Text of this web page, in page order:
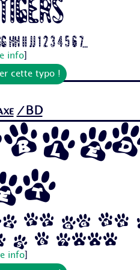
Hh Ii Jj 1 2 3 4 5 6 7...
info
cette typo !
/BD
Ff Gg
5 6 7...
info]